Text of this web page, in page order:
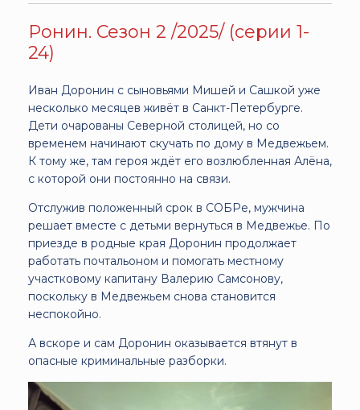
Ронин. Сезон 2 /2025/ (серии 1-
24)
Иван Доронин с сыновьями Мишей и Сашкой уже
несколько месяцев живёт в Санкт-Петербурге.
Дети очарованы Северной столицей, но со
временем начинают скучать по дому в Медвежьем.
К тому же, там героя ждёт его возлюбленная Алёна,
с которой они постоянно на связи.
Отслужив положенный срок в СОБРе, мужчина
решает вместе с детьми вернуться в Медвежье. По
приезде в родные края Доронин продолжает
работать почтальоном и помогать местному
участковому капитану Валерию Самсонову,
поскольку в Медвежьем снова становится
неспокойно.
А вскоре и сам Доронин оказывается втянут в
опасные криминальные разборки.